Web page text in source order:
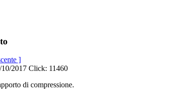
]
10/2017 Click: 11460
di compressione.